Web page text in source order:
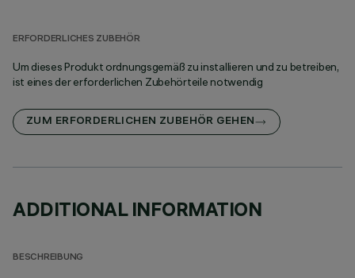
ERFORDERLICHES ZUBEHÖR
Um dieses Produkt ordnungsgemäß zu installieren und zu betreiben,
ist eines der erforderlichen Zubehörteile notwendig
ZUM ERFORDERLICHEN ZUBEHÖR GEHEN
ADDITIONAL INFORMATION
BESCHREIBUNG